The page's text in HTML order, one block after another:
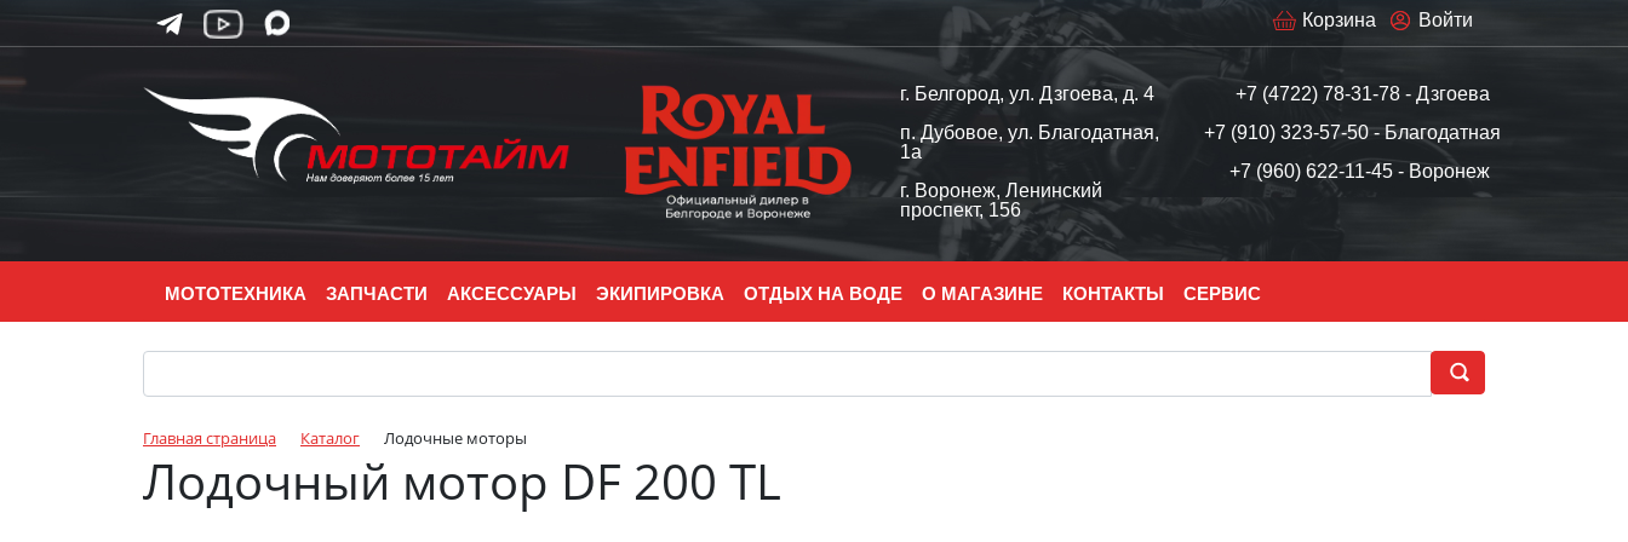
Войти
Корзина
г. Белгород, ул. Дзгоева, д. 4
п. Дубовое, ул. Благодатная,
1а
г. Воронеж, Ленинский
проспект, 156
+7 (4722) 78-31-78 - Дзгоева
+7 (910) 323-57-50 - Благодатная
+7 (960) 622-11-45 - Воронеж
МОТОТЕХНИКА ЗАПЧАСТИ АКСЕССУАРЫ ЭКИПИРОВКА ОТДЫХ НА ВОДЕ О МАГАЗИНЕ КОНТАКТЫ СЕРВИС
Главная страница Каталог Лодочные моторы
Лодочный мотор DF 200 TL